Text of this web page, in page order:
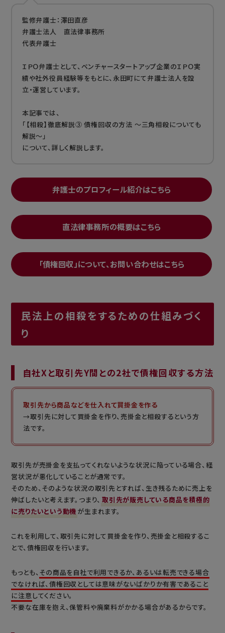
監修弁護士：澤田直彦
弁護士法人 直法律事務所
代表弁護士
ＩＰＯ弁護士として、ベンチャースタートアップ企業のＩＰＯ実
績や社外役員経験等をもとに、永田町にて弁護士法人を設
立・運営しています。
本記事では、
「【相殺】徹底解説③ 債権回収の方法 ～三角相殺についても
解説～」
について、詳しく解説します。
弁護士のプロフィール紹介はこちら
直法律事務所の概要はこちら
「債権回収」について、お問い合わせはこちら
民法上の相殺をするための仕組みづく
り
自社Xと取引先Y間との2社で債権回収する方法
取引先から商品などを仕入れて買掛金を作る
→取引先に対して買掛金を作り、売掛金と相殺するという方
法です。
取引先が売掛金を支払ってくれないような状況に陥っている場合、経
営状況が悪化していることが通常です。
そのため、そのような状況の取引先とすれば、生き残るために売上を
伸ばしたいと考えます。つまり、 取引先が販売している商品を積極的
に売りたいという動機 が生まれます。
これを利用して、取引先に対して買掛金を作り、売掛金と相殺するこ
とで、債権回収を行います。
もっとも、その商品を自社で利用できるか、あるいは転売できる場合
でなければ、債権回収としては意味がないばかりか有害であること
に注意 してください。
不要な在庫を抱え、保管料や廃棄料がかかる場合があるからです。